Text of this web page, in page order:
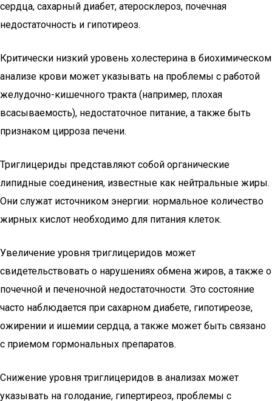
сердца, сахарный диабет, атеросклероз, почечная
недостаточность и гипотиреоз.
Критически низкий уровень холестерина в биохимическом
анализе крови может указывать на проблемы с работой
желудочно-кишечного тракта (например, плохая
всасываемость), недостаточное питание, а также быть
признаком цирроза печени.
Триглицериды представляют собой органические
липидные соединения, известные как нейтральные жиры.
Они служат источником энергии: нормальное количество
жирных кислот необходимо для питания клеток.
Увеличение уровня триглицеридов может
свидетельствовать о нарушениях обмена жиров, а также о
почечной и печеночной недостаточности. Это состояние
часто наблюдается при сахарном диабете, гипотиреозе,
ожирении и ишемии сердца, а также может быть связано
с приемом гормональных препаратов.
Снижение уровня триглицеридов в анализах может
указывать на голодание, гипертиреоз, проблемы с